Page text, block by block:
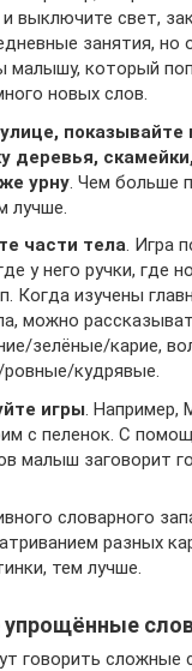
выключите свет,
занятия, но
малышу, который
новых слов.
деревья,
урну . Чем больше
лучше.
части тела. Игра
у него ручки, где
Когда изучены
можно
зелёные/карие,
кудрявые.
игры .
с пеленок. С
малыш заговорит
словарного
разных
тем лучше.
упрощённые
говорить сложные